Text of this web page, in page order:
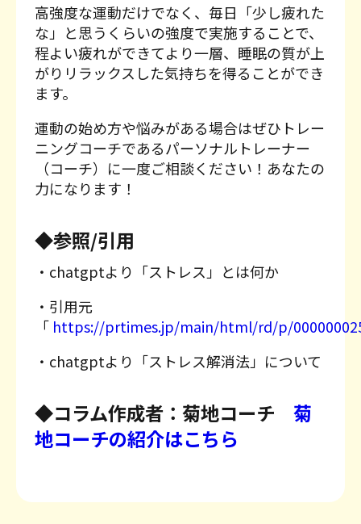
高強度な運動だけでなく、毎日「少し疲れた
な」と思うくらいの強度で実施することで、
程よい疲れができてより一層、睡眠の質が上
がりリラックスした気持ちを得ることができ
ます。
運動の始め方や悩みがある場合はぜひトレー
ニングコーチであるパーソナルトレーナー
（コーチ）に一度ご相談ください！あなたの
力になります！
◆参照/引用
・chatgptより「ストレス」とは何か
・引用元
「 https://prtimes.jp/main/html/rd/p/
・chatgptより「ストレス解消法」について
◆コラム作成者：菊地コーチ 菊
地コーチの紹介はこちら